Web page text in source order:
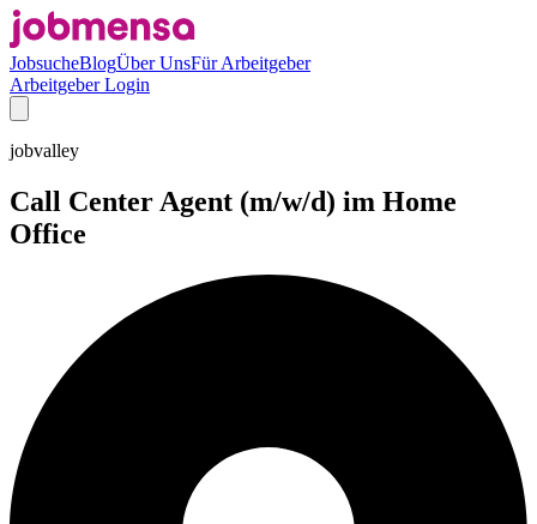
JobsucheBlogÜber UnsFür Arbeitgeber
Arbeitgeber Login
jobvalley
Call Center Agent (m/w/d) im Home
Office